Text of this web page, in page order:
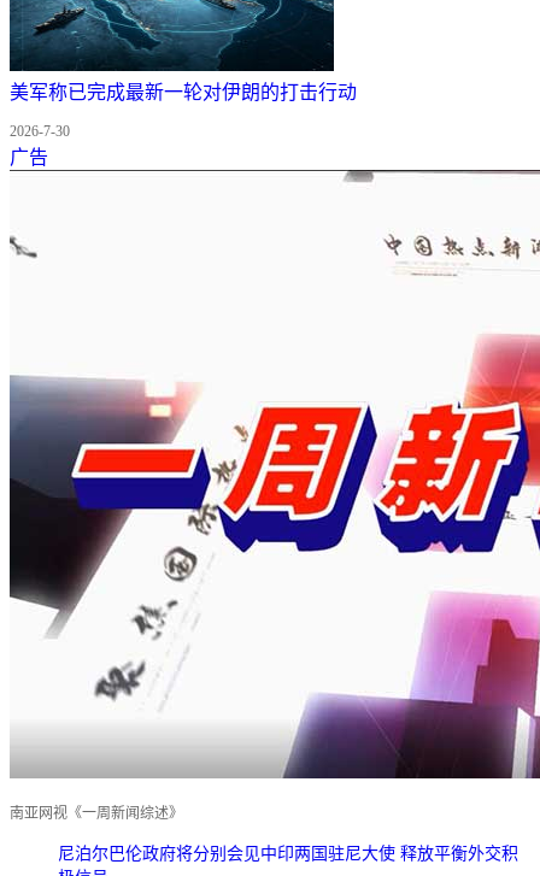
美军称已完成最新一轮对伊朗的打击行动
2026-7-30
广告
南亚网视《一周新闻综述》
尼泊尔巴伦政府将分别会见中印两国驻尼大使 释放平衡外交积